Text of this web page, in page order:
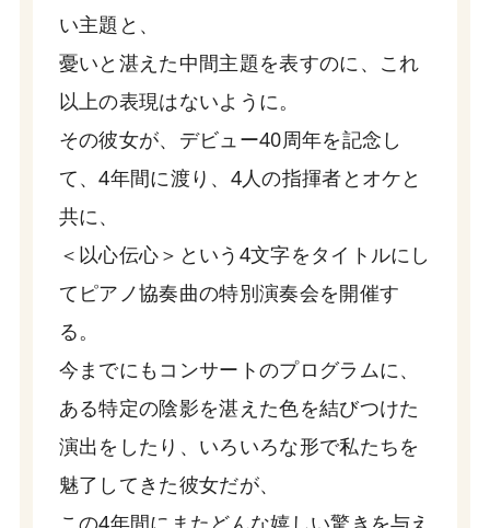
い主題と、
憂いと湛えた中間主題を表すのに、これ
以上の表現はないように。
その彼女が、デビュー40周年を記念し
て、4年間に渡り、4人の指揮者とオケと
共に、
＜以心伝心＞という4文字をタイトルにし
てピアノ協奏曲の特別演奏会を開催す
る。
今までにもコンサートのプログラムに、
ある特定の陰影を湛えた色を結びつけた
演出をしたり、いろいろな形で私たちを
魅了してきた彼女だが、
この4年間にまたどんな嬉しい驚きを与え